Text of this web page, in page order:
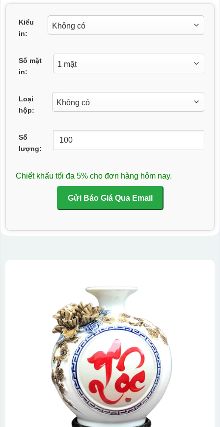
Kiểu
in:
Số mặt
in:
Loại
hộp:
Số
lượng:
Chiết khấu tối đa 5% cho đơn hàng hôm nay.
Gửi Báo Giá Qua Email